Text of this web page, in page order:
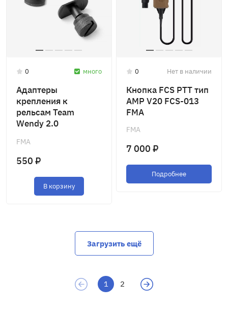
0
Адаптеры
крепления к
рельсам Team
Wendy 2.0
TB1372 FMA
FMA
550 ₽
В корзину
много 0
Кнопка FCS PTT тип
AMP V20 FCS-013
FMA
FMA
7 000 ₽
Подробнее
Нет в наличии
Загрузить ещё
1 2